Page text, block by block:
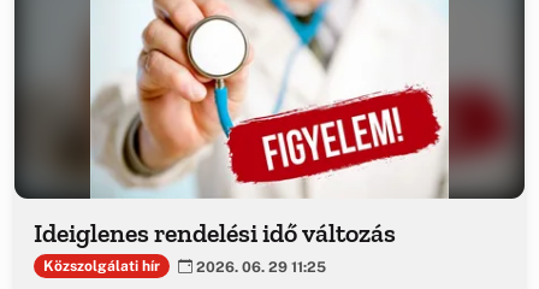
Ideiglenes rendelési idő változás
Közszolgálati hír 2026. 06. 29 11:25